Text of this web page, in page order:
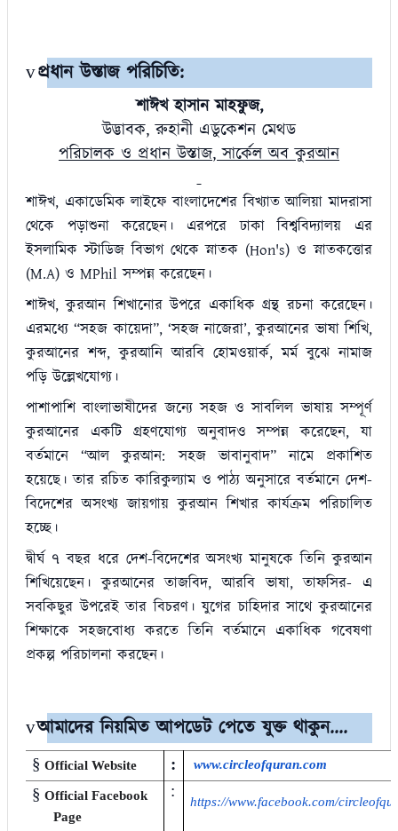
vপ্রধান উস্তাজ পরিচিতি:
শাঈখ হাসান মাহফুজ,
উদ্ভাবক, রুহানী এডুকেশন মেথড
পরিচালক ও প্রধান উস্তাজ,সার্কেল অব কুরআন
শাঈখ, একাডেমিক লাইফে বাংলাদেশের বিখ্যাত আলিয়া মাদরাসা
থেকে পড়াশুনা করেছেন। এরপরে ঢাকা বিশ্ববিদ্যালয় এর
ইসলামিক স্টাডিজ বিভাগ থেকে স্নাতক (Hon's)ও স্নাতকত্তোর
(M.A) ও MPhilসম্পন্ন করেছেন।
শাঈখ,কুরআন শিখানোর উপরে একাধিক গ্রন্থ রচনা করেছেন।
এরমধ্যে“সহজ কায়েদা”, ‘সহজ নাজেরা’,কুরআনের ভাষা শিখি,
কুরআনের শব্দ,কুরআনি আরবি হোমওয়ার্ক,মর্ম বুঝে নামাজ
পড়ি উল্লেখযোগ্য।
পাশাপাশি বাংলাভাষীদের জন্যে সহজ ও সাবলিল ভাষায় সম্পূর্ণ
কুরআনের একটি গ্রহণযোগ্য অনুবাদও সম্পন্ন করেছেন,যা
বর্তমানে“আল কুরআন: সহজ ভাবানুবাদ”নামে প্রকাশিত
হয়েছে। তার রচিত কারিকুল্যাম ও পাঠ্য অনুসারে বর্তমানে দেশ-
বিদেশের অসংখ্য জায়গায় কুরআন শিখার কার্যক্রম পরিচালিত
হচ্ছে।
দ্বীর্ঘ ৭ বছর ধরে দেশ-বিদেশের অসংখ্য মানুষকে তিনি কুরআন
শিখিয়েছেন। কুরআনের তাজবিদ,আরবি ভাষা,তাফসির- এ
সবকিছুর উপরেই তার বিচরণ। যুগের চাহিদার সাথে কুরআনের
শিক্ষাকে সহজবোধ্য করতে তিনি বর্তমানে একাধিক গবেষণা
প্রকল্প পরিচালনা করছেন।
vআমাদের নিয়মিত আপডেট পেতে যুক্ত থাকুন....
§ Official Website : www.circleofquran.com
§ Official Facebook
Page
:
https://www.facebook.com/